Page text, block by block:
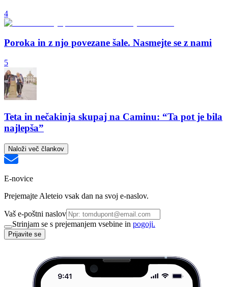
4
Poroka in z njo povezane šale. Nasmejte se z nami
5
Teta in nečakinja skupaj na Caminu: “Ta pot je bila
najlepša”
Naloži več člankov
E-novice
Prejemajte Aleteio vsak dan na svoj e-naslov.
Vaš e-poštni naslov
Strinjam se s prejemanjem vsebine in pogoji.
Prijavite se